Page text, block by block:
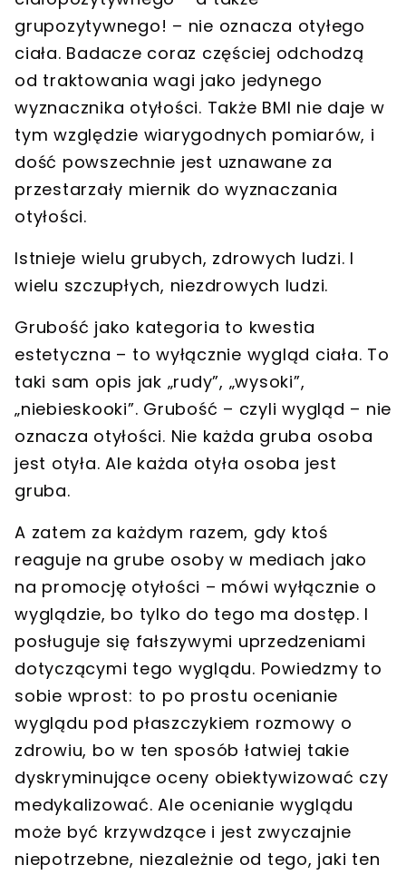
grupozytywnego! – nie oznacza otyłego
ciała. Badacze coraz częściej odchodzą
od traktowania wagi jako jedynego
wyznacznika otyłości. Także BMI nie daje w
tym względzie wiarygodnych pomiarów, i
dość powszechnie jest uznawane za
przestarzały miernik do wyznaczania
otyłości.
Istnieje wielu grubych, zdrowych ludzi. I
wielu szczupłych, niezdrowych ludzi.
Grubość jako kategoria to kwestia
estetyczna – to wyłącznie wygląd ciała. To
taki sam opis jak „rudy”, „wysoki”,
„niebieskooki”. Grubość – czyli wygląd – nie
oznacza otyłości. Nie każda gruba osoba
jest otyła. Ale każda otyła osoba jest
gruba.
A zatem za każdym razem, gdy ktoś
reaguje na grube osoby w mediach jako
na promocję otyłości – mówi wyłącznie o
wyglądzie, bo tylko do tego ma dostęp. I
posługuje się fałszywymi uprzedzeniami
dotyczącymi tego wyglądu. Powiedzmy to
sobie wprost: to po prostu ocenianie
wyglądu pod płaszczykiem rozmowy o
zdrowiu, bo w ten sposób łatwiej takie
dyskryminujące oceny obiektywizować czy
medykalizować. Ale ocenianie wyglądu
może być krzywdzące i jest zwyczajnie
niepotrzebne, niezależnie od tego, jaki ten